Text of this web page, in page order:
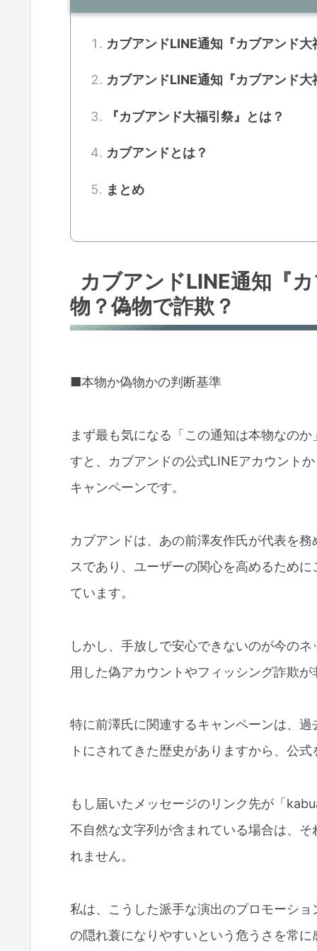
カブアンドLINE通知『カブアンド
カブアンドLINE通知『カブアンド
『カブアンド大福引祭』とは？
カブアンドとは？
まとめ
カブアンドLINE通知『
物？偽物で詐欺？
■本物か偽物かの判断基準
まず最も気になる「この通知は本物なの
すと、カブアンドの公式LINEアカウント
キャンペーンです。
カブアンドは、あの前澤友作氏が代表を
スであり、ユーザーの関心を高めるため
ています。
しかし、手放しで安心できないのが今の
用した偽アカウントやフィッシング詐欺
特に前澤氏に関連するキャンペーンは、
トにされてきた歴史がありますから、公
もし届いたメッセージのリンク先が「
不自然な文字列が含まれている場合は、
れません。
私は、こうした派手な演出のプロモーシ
の隠れ蓑になりやすいという危うさを常に